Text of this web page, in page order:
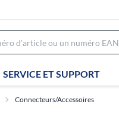
SERVICE ET SUPPORT
Connecteurs/Accessoires